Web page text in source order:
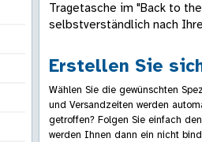
Tragetasche im "Back to
selbstverständlich nach
Erstellen Sie
Wählen Sie die gewünschten
und Versandzeiten werden
getroffen? Folgen Sie einfach
werden Ihnen dann ein nicht